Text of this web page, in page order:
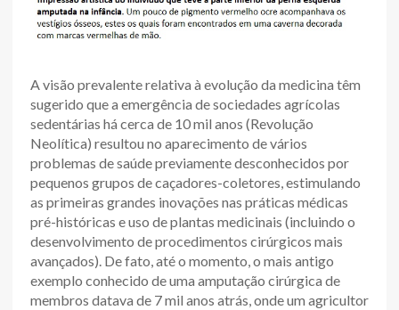
A visão prevalente relativa à evolução da medicina têm
sugerido que a emergência de sociedades agrícolas
sedentárias há cerca de 10 mil anos (Revolução
Neolítica) resultou no aparecimento de vários
problemas de saúde previamente desconhecidos por
pequenos grupos de caçadores-coletores, estimulando
as primeiras grandes inovações nas práticas médicas
pré-históricas e uso de plantas medicinais (incluindo o
desenvolvimento de procedimentos cirúrgicos mais
avançados). De fato, até o momento, o mais antigo
exemplo conhecido de uma amputação cirúrgica de
membros datava de 7 mil anos atrás, onde um agricultor